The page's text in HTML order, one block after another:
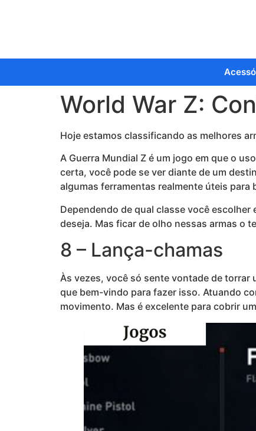
World War Z:
Hoje estamos classificando as melhores
A Guerra Mundial Z é um jogo em que o
certa, você pode se ver diante de um
algumas ferramentas realmente úteis para
Dependendo de qual classe você
deseja. Mas ficar de olho nessas armas o
8 – Lança-chamas
Às vezes, você só sente vontade de torrar
que bem-vindo para fazer isso. Atuando
movimento. Mas é excelente para cobrir